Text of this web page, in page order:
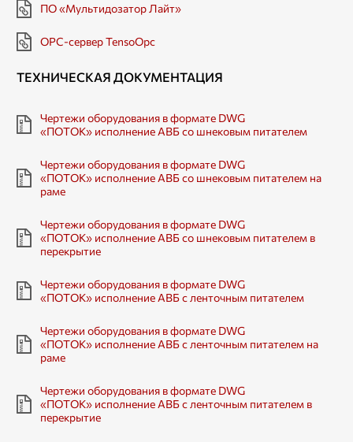
ПО «Мультидозатор Лайт»
OPC-сервер TensoOpc
ТЕХНИЧЕСКАЯ ДОКУМЕНТАЦИЯ
Чертежи оборудования в формате DWG
«ПОТОК» исполнение АВБ со шнековым питателем
Чертежи оборудования в формате DWG
«ПОТОК» исполнение АВБ со шнековым питателем на
раме
Чертежи оборудования в формате DWG
«ПОТОК» исполнение АВБ со шнековым питателем в
перекрытие
Чертежи оборудования в формате DWG
«ПОТОК» исполнение АВБ с ленточным питателем
Чертежи оборудования в формате DWG
«ПОТОК» исполнение АВБ с ленточным питателем на
раме
Чертежи оборудования в формате DWG
«ПОТОК» исполнение АВБ с ленточным питателем в
перекрытие